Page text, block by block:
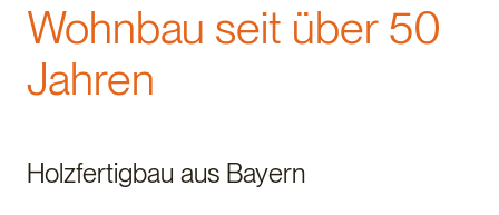
Wohnbau seit über 50
Jahren
Holzfertigbau aus Bayern